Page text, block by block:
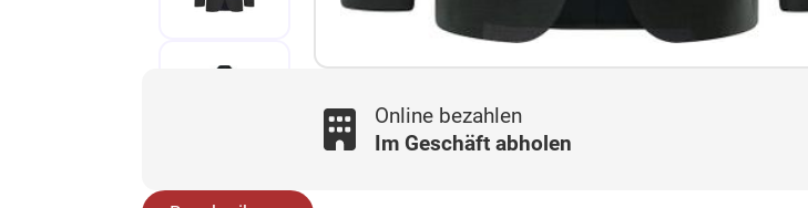
Online bezahlen
Im Geschäft abholen